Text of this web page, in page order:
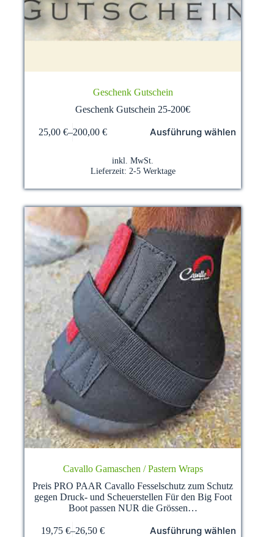
Geschenk Gutschein
Geschenk Gutschein 25-200€
25,00 €–200,00 € Ausführung wählen
Produkt
Die
können
auf
der
Produktseite
gewählt
werden
inkl. MwSt.
Lieferzeit: 2-5 Werktage
Cavallo Gamaschen / Pastern Wraps
Preis PRO PAAR Cavallo Fesselschutz zum Schutz
gegen Druck- und Scheuerstellen Für den Big Foot
Boot passen NUR die Grössen…
19,75 €–26,50 € Ausführung wählen
Produkt